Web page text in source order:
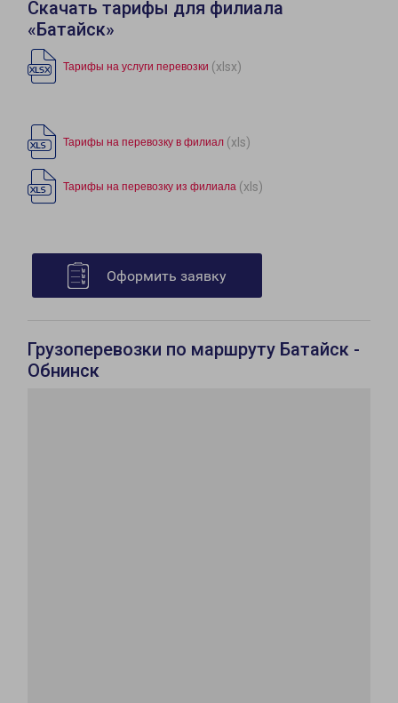
Скачать тарифы для филиала
«Батайск»
Тарифы на услуги перевозки (xlsx)
Тарифы на перевозку в филиал (xls)
Тарифы на перевозку из филиала (xls)
Оформить заявку
Грузоперевозки по маршруту Батайск -
Обнинск